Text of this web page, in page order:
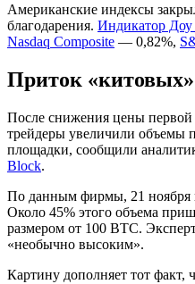
Американские индексы
благодарения. Индикатор
Nasdaq Composite — 0,82%,
Приток
После снижения цены
трейдеры увеличили объемы
площадки, сообщили
Block.
По данным фирмы, 21 ноября
Около 45% этого объема
размером от 100 BTC.
«необычно высоким».
Картину дополняет тот факт,